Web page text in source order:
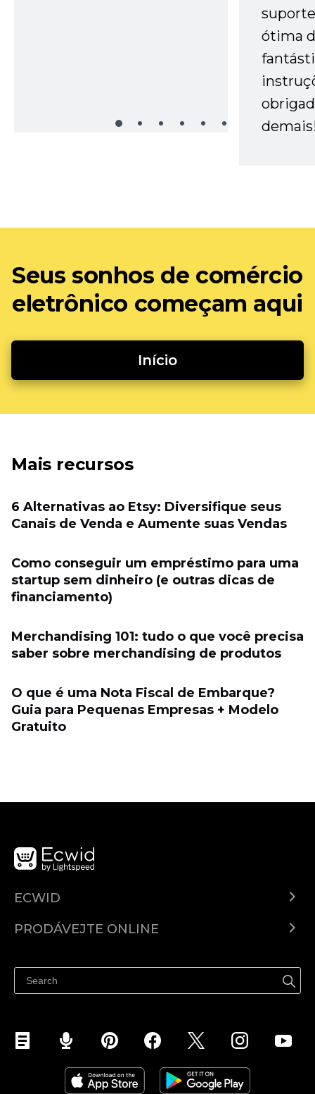
ótima
Seus sonhos de comércio
eletrônico começam aqui
Início
Mais recursos
6 Alternativas ao Etsy: Diversifique seus
Canais de Venda e Aumente suas Vendas
Como conseguir um empréstimo para uma
startup sem dinheiro (e outras dicas de
financiamento)
Merchandising 101: tudo o que você precisa
saber sobre merchandising de produtos
O que é uma Nota Fiscal de Embarque?
Guia para Pequenas Empresas + Modelo
Gratuito
ECWID
Ceny
PRODÁVEJTE ONLINE
Prodávejte na Facebooku
Prodávejte na Instagramu